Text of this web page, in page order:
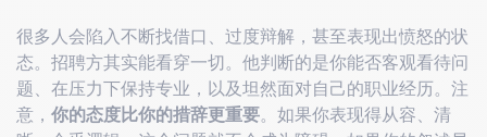
很多人会陷入不断找借口、过度辩解，甚至表现出愤怒的状
态。招聘方其实能看穿一切。他判断的是你能否客观看待问
题、在压力下保持专业，以及坦然面对自己的职业经历。注
意， 你的态度比你的措辞更重要。如果你表现得从容、清